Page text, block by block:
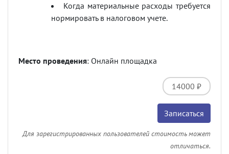
Когда материальные расходы требуется
нормировать в налоговом учете.
Место проведения: Онлайн площадка
14000 ₽
Записаться
Для зарегистрированных пользователей стоимость может
отличаться.